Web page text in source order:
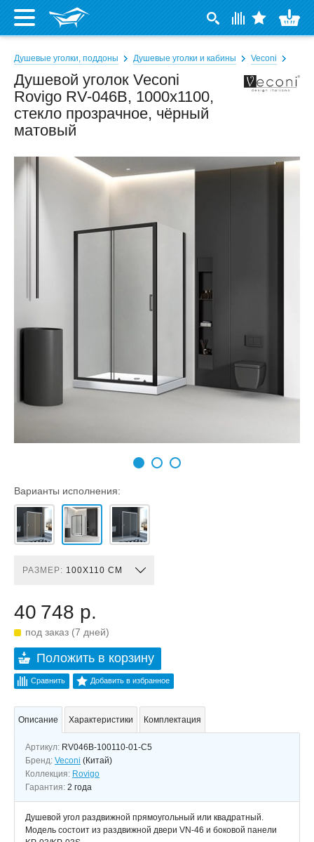
Душевые уголки, поддоны Душевые уголки и кабины Veconi
Душевой уголок Veconi
Rovigo RV-046B, 1000x1100,
стекло прозрачное, чёрный
матовый
Варианты исполнения:
РАЗМЕР: 100X110 СМ
40 748 р.
под заказ (7 дней)
Положить в корзину
Сравнить Добавить в избранное
Описание Характеристики Комплектация
Артикул: RV046B-100110-01-C5
Бренд: Veconi (Китай)
Коллекция: Rovigo
Гарантия: 2 года
Душевой угол раздвижной прямоугольный или квадратный.
Модель состоит из раздвижной двери VN-46 и боковой панели